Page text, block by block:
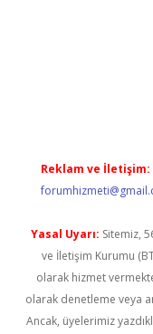
Reklam ve İletişim:
Yasal Uyarı: Sitemiz,
ve İletişim Kurumu
olarak hizmet
olarak denetleme veya
Ancak, üyelerimiz